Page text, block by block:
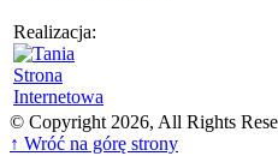
Realizacja:
© Copyright 2026, All Rights
↑ Wróć na górę strony